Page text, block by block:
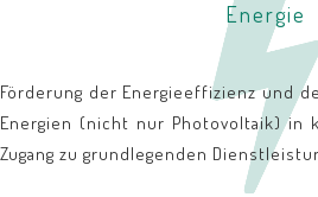
Energie
Förderung der Energieeffizienz und
Energien (nicht nur Photovoltaik) in
Zugang zu grundlegenden